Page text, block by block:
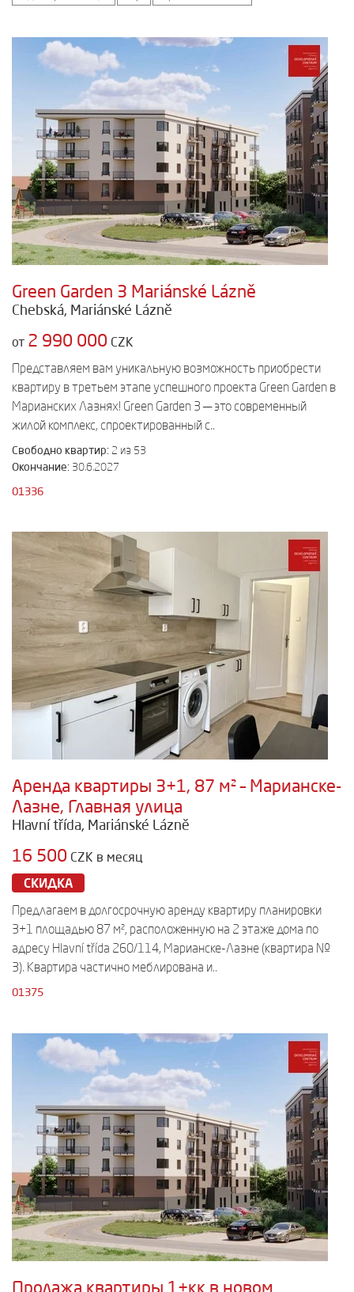
Green Garden 3 Mariánské Lázně
Chebská, Mariánské Lázně
от 2 990 000 CZK
Представляем вам уникальную возможность приобрести
квартиру в третьем этапе успешного проекта Green Garden в
Марианских Лазнях! Green Garden 3 — это современный
жилой комплекс, спроектированный с..
Свободно квартир: 2 из 53
Окончание: 30.6.2027
01336
Аренда квартиры 3+1, 87 м² – Марианске-
Лазне, Главная улица
Hlavní třída, Mariánské Lázně
16 500 CZK в месяц
СКИДКА
Предлагаем в долгосрочную аренду квартиру планировки
3+1 площадью 87 м², расположенную на 2 этаже дома по
адресу Hlavní třída 260/114, Марианске-Лазне (квартира №
3). Квартира частично меблирована и..
01375
Продажа квартиры 1+кк в новом